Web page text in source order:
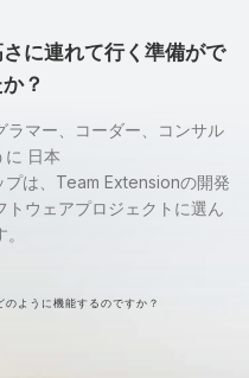
に連れて行く準備がで
？
ラマー、コーダー、コンサル
に 日本
は、Team Extensionの開発
ウェアプロジェクトに選ん
のように機能するのですか？